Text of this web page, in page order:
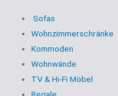
Sofas
Wohnzimmerschränke
Kommoden
Wohnwände
TV & Hi-Fi Möbel